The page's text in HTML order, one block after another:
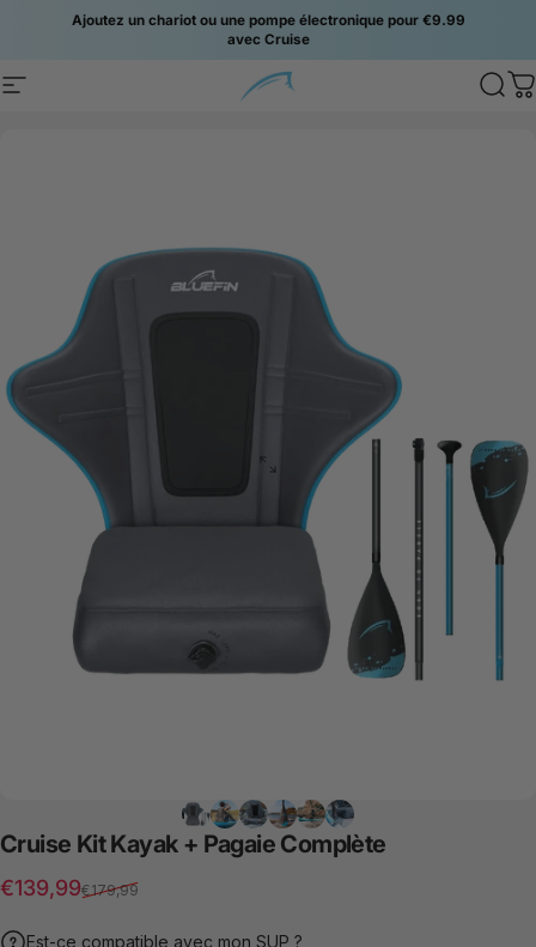
Passer au contenu
Ajoutez un chariot ou une pompe électronique pour €9.99
avec Cruise
Site navigation Bluefin SUP
Cruise Kit Kayak + Pagaie Complète
Prix de vente
€139,99
Prix habituel
€179,99
Est-ce compatible avec mon SUP ?